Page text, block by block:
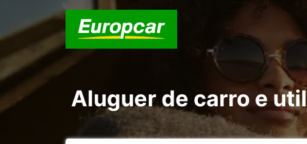
Aluguer de carro e